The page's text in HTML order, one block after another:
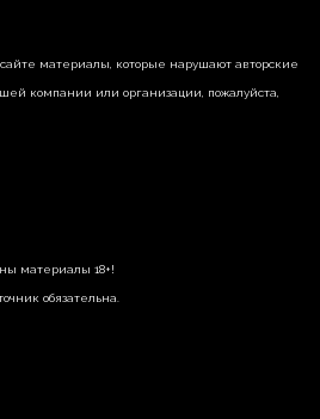
материалы, которые нарушают авторские
компании или организации, пожалуйста,
материалы 18+!
обязательна.